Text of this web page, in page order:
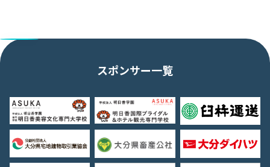
スポンサー一覧